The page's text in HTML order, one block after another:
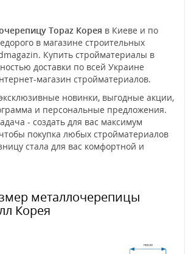
Topaz Корея в Киеве и по
в магазине строительных
Купить стройматериалы в
доставки по всей Украине
магазин стройматериалов.
новинки, выгодные акции,
и персональные предложения.
- создать для вас максимум
покупка любых стройматериалов
стала для вас комфортной и
металлочерепицы
Корея